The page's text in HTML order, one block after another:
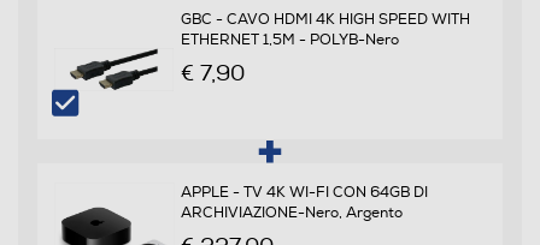
Lettore o registratore DVD
€ 7,90
ARCHIVIAZIONE-Nero, Argento